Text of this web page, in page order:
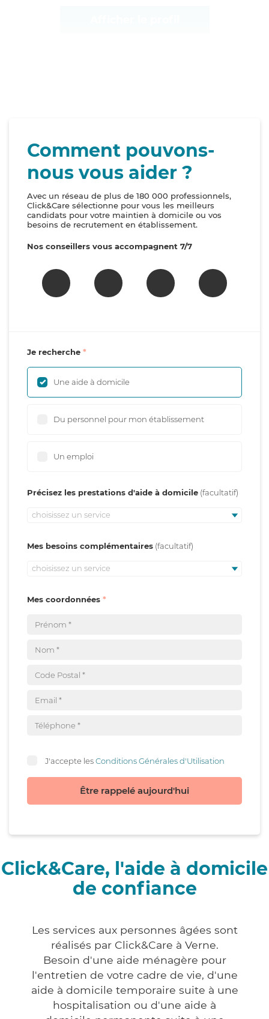
Comment pouvons-
nous vous aider ?
Avec un réseau de plus de 180 000 professionnels,
Click&Care sélectionne pour vous les meilleurs
candidats pour votre maintien à domicile ou vos
besoins de recrutement en établissement.
Nos conseillers vous accompagnent 7/7
Je recherche
Une aide à domicile
Du personnel pour mon établissement
Un emploi
Précisez les prestations d'aide à domicile
choisissez un service
Mes besoins complémentaires
choisissez un service
Mes coordonnées
J'accepte lesConditions Générales d'Utilisation
Être rappelé aujourd'hui
Click&Care, l'aide à domicile
de confiance
Les services aux personnes âgées sont
réalisés par Click&Care à Verne.
Besoin d'une aide ménagère pour
l'entretien de votre cadre de vie, d'une
aide à domicile temporaire suite à une
hospitalisation ou d'une aide à